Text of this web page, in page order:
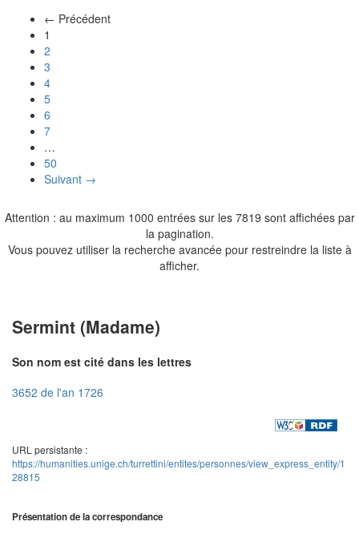
← Précédent
1
2
3
4
5
6
7
…
50
Suivant →
Attention : au maximum 1000 entrées sur les 7819 sont affichées par
la pagination.
Vous pouvez utiliser la recherche avancée pour restreindre la liste à
afficher.
Sermint (Madame)
Son nom est cité dans les lettres
3652 de l'an 1726
URL persistante :
https://humanities.unige.ch/turrettini/entites/personnes/view_express_entity/1
28815
Présentation de la correspondance